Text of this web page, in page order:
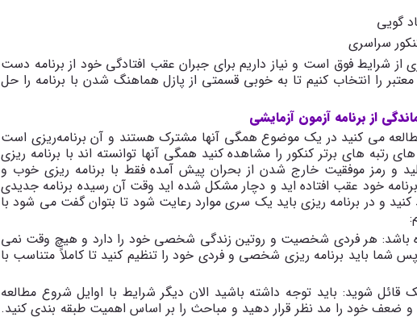
گویی
سراسری
شرایط فوق است و نیاز داریم برای جبران عقب افتادگی خود از برنامه دست
را انتخاب کنیم تا به خوبی قسمتی از پازل هماهنگ شدن با برنامه را حل
از برنامه آزمون آزمایشی
مطالعه می کنید در یک موضوع همگی آنها مشترک هستند و آن برنامهریزی است
رتبه های برتر کنکور را مشاهده کنید همگی آنها توانسته اند با برنامه ریزی
و رمز موفقیت خارج شدن از بحران پیش آمده فقط با برنامه ریزی خوب و
خود عقب افتاده اید و دچار مشکل شده اید وقت آن رسیده برنامه جدیدی
و در برنامه ریزی باید یک سری موارد رعایت شود تا بتوان گفت می شود با
:
باشد: هر فردی شخصیت و روتین زندگی شخصی خود را دارد و هیچ وقت نمی
شما باید برنامه ریزی شخصی و فردی خود را تنظیم کنید تا کاملاً متناسب با
قائل شوید: باید توجه داشته باشید الان دیگر شرایط با اوایل شروع مطالعه
و ضعف خود را مد نظر قرار دهید و مباحث را بر اساس اهمیت طبقه بندی کنید.